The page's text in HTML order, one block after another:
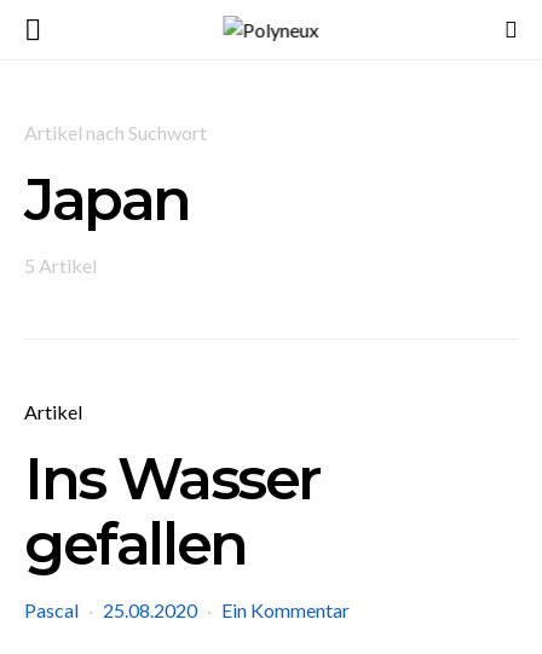
Artikel nach Suchwort
Japan
5 Artikel
Artikel
Ins Wasser
gefallen
Pascal 25.08.2020 Ein Kommentar